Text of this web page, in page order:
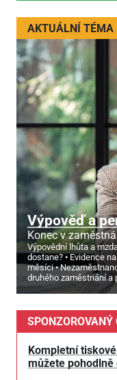
AKTUÁLNÍ TÉMA
Výpověď a
Konec v
Výpovědní lhůta a
dostane?
Evidence
měsíci
druhého zaměstnání a
SPONZOROVANÝ
Kompletní
můžete pohodlně